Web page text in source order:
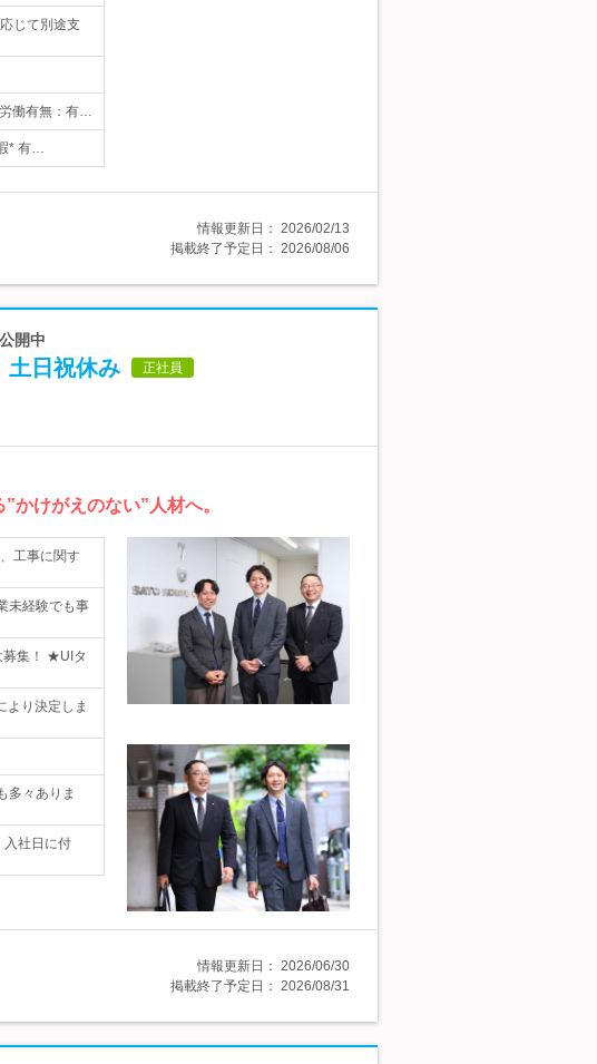
じて別途支
働有無：有…
* 有…
情報更新日： 2026/02/13
掲載終了予定日： 2026/08/06
開中
土日祝休み 正社員
かけがえのない”人材へ。
工事に関す
未経験でも事
募集！ ★UIタ
より決定しま
多々ありま
社日に付
情報更新日： 2026/06/30
掲載終了予定日： 2026/08/31